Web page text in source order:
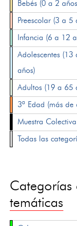
Bebés (0 a 2
Preescolar (3 a 5
Infancia (6 a 12
Adolescentes (13
años)
Adultos (19 a 65
3ª Edad (más de
Muestra Colectiva
Todas las
Categorías
temáticas